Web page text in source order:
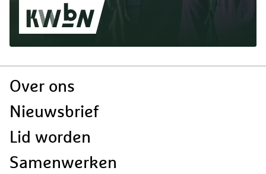
Doormat
Over ons
Nieuwsbrief
Lid worden
Samenwerken